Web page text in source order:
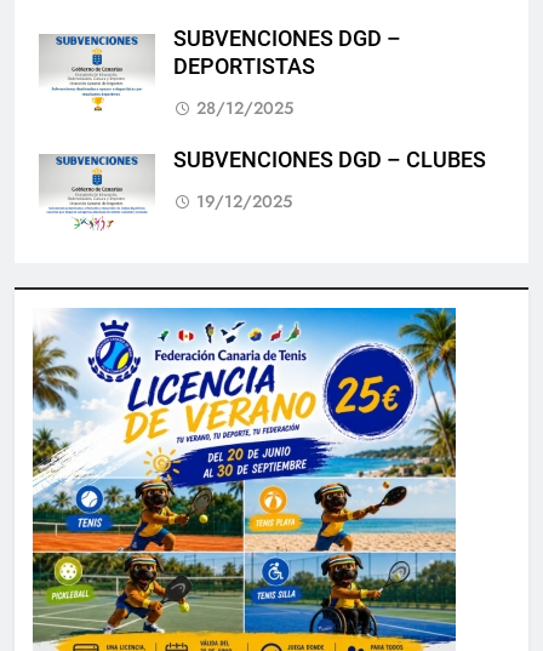
SUBVENCIONES DGD –
DEPORTISTAS
28/12/2025
SUBVENCIONES DGD – CLUBES
19/12/2025